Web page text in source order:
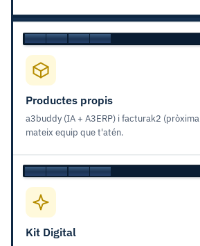
Productes propis
a3buddy (IA + A3ERP) i facturak2
mateix equip que t'atén.
Kit Digital